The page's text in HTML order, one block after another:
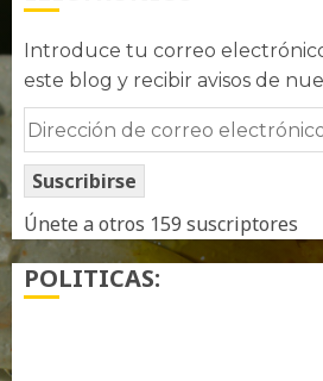
Introduce tu correo
este blog y recibir avisos de
Dirección
de
correo
electrónico
Suscribirse
Únete a otros 159 suscriptores
POLITICAS: